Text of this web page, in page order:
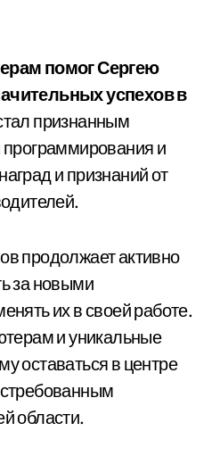
помог Сергею
успехов в
признанным
программирования и
и признаний от
продолжает активно
за новыми
их в своей работе.
и уникальные
оставаться в центре
области.